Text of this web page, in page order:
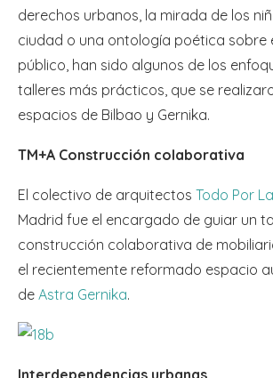
derechos urbanos, la mirada de los
ciudad o una ontología poética sobre
público, han sido algunos de los
talleres más prácticos, que se
espacios de Bilbao y Gernika.
TM+A Construcción colaborativa
El colectivo de arquitectos Todo Por
Madrid fue el encargado de guiar un
construcción colaborativa de
el recientemente reformado espacio
de Astra Gernika.
Interdependencias urbanas